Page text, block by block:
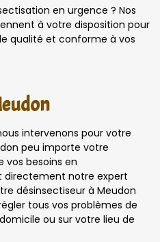
en urgence ? Nos
à votre disposition pour
qualité et conforme à vos
intervenons pour votre
peu importe votre
vos besoins en
directement notre expert
désinsectiseur à Meudon
tous vos problèmes de
ou sur votre lieu de